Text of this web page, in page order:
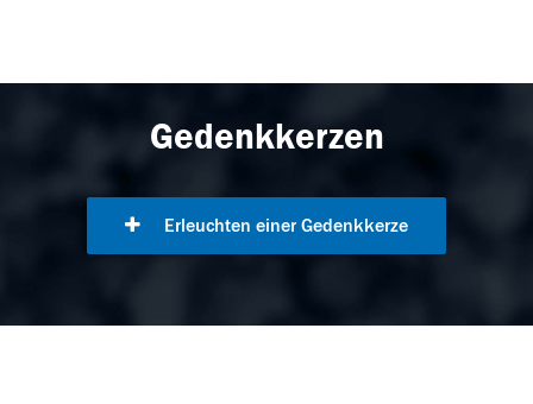
Gedenkkerzen
Erleuchten einer Gedenkkerze